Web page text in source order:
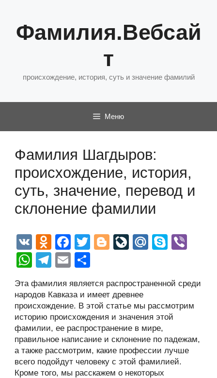
содержимому
Фамилия.Вебсай
т
происхождение, история, суть и значение фамилий
Меню
Фамилия Шагдыров:
происхождение, история,
суть, значение, перевод и
склонение фамилии
V
K
O
d
n
o
kl
a
ss
ni
ki
F
a
c
e
b
o
o
k
T
er
Bl
g
er
Li
J
o
ur
n
al
M
u
S
e
W
at
s
A
p
p
T
e
gr
a
m
E
ail р
а
в
и
ть
Эта фамилия является распространенной среди
народов Кавказа и имеет древнее
происхождение. В этой статье мы рассмотрим
историю происхождения и значения этой
фамилии, ее распространение в мире,
правильное написание и склонение по падежам,
а также рассмотрим, какие профессии лучше
всего подойдут человеку с этой фамилией.
Кроме того, мы расскажем о некоторых